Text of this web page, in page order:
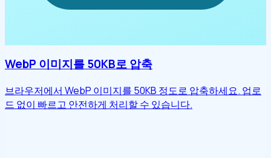
WebP 이미지를 50KB로 압축
브라우저에서 WebP 이미지를 50KB 정도로 압축하세요. 업로
드 없이 빠르고 안전하게 처리할 수 있습니다.